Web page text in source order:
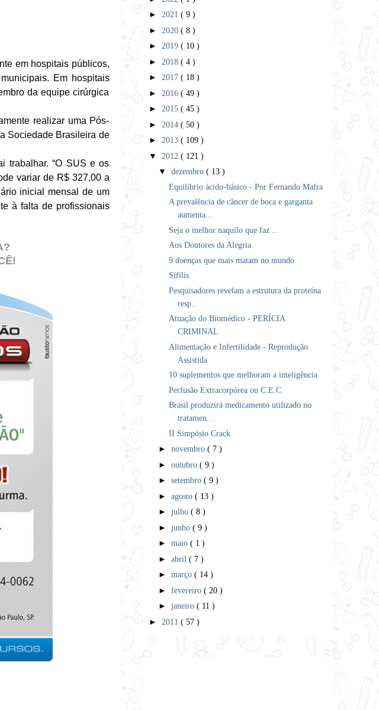
em hospitais públicos,
Em hospitais
da equipe cirúrgica
realizar uma Pós-
Sociedade Brasileira de
trabalhar. “O SUS e os
variar de R$ 327,00 a
inicial mensal de um
à falta de profissionais
► 2021 ( 9 )
► 2020 ( 8 )
► 2019 ( 10 )
► 2018 ( 4 )
► 2017 ( 18 )
► 2016 ( 49 )
► 2015 ( 45 )
► 2014 ( 50 )
► 2013 ( 109 )
▼ 2012 ( 121 )
▼dezembro( 13 )
Equilíbrio ácido-básico - Por Fernando Mafra
A prevalência de câncer de boca e garganta
aumenta...
Seja o melhor naquilo que faz ...
Aos Doutores da Alegria
9 doenças que mais matam no mundo
Sífilis
Pesquisadores revelam a estrutura da proteína
resp...
Atuação do Biomédico - PERÍCIA
CRIMINAL
Alimentação e Infertilidade - Reprodução
Assistida
10 suplementos que melhoram a inteligência
Perfusão Extracorpórea ou C.E.C
Brasil produzirá medicamento utilizado no
tratamen...
II Simpósio Crack
►novembro( 7 )
►outubro( 9 )
►setembro( 9 )
►agosto( 13 )
►julho( 8 )
►junho( 9 )
►maio( 1 )
►abril( 7 )
►março( 14 )
►fevereiro( 20 )
►janeiro( 11 )
► 2011 ( 57 )